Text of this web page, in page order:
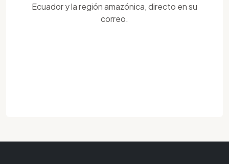
Ecuador y la región amazónica, directo en su
correo.